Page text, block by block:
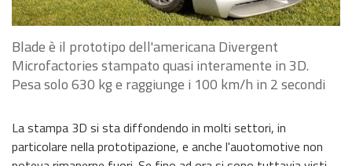
Blade è il prototipo dell'americana Divergent
Microfactories stampato quasi interamente in 3D.
Pesa solo 630 kg e raggiunge i 100 km/h in 2 secondi
La stampa 3D si sta diffondendo in molti settori, in
particolare nella prototipazione, e anche l'auotomotive non